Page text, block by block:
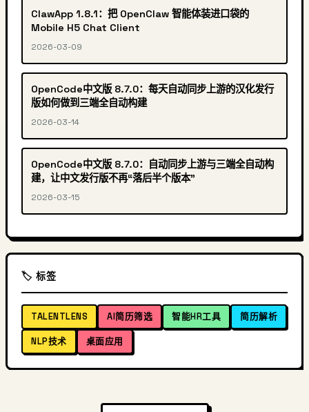
ClawApp 1.8.1：把 OpenClaw 智能体装进口袋的
Mobile H5 Chat Client
2026-03-09
OpenCode中文版 8.7.0：每天自动同步上游的汉化发行
版如何做到三端全自动构建
2026-03-14
OpenCode中文版 8.7.0：自动同步上游与三端全自动构
建，让中文发行版不再“落后半个版本”
2026-03-15
🏷️ 标签
TALENTLENS AI简历筛选 智能HR工具 简历解析
NLP技术 桌面应用